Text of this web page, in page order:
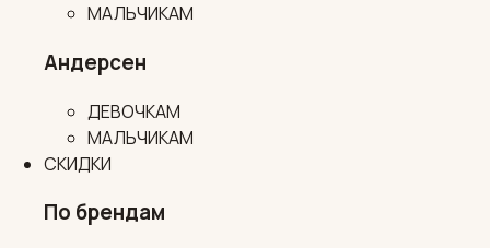
МАЛЬЧИКАМ
Андерсен
ДЕВОЧКАМ
МАЛЬЧИКАМ
СКИДКИ
По брендам